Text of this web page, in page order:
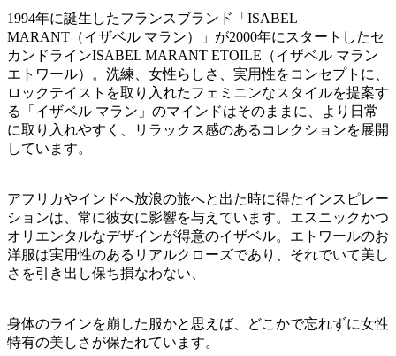
1994年に誕生したフランスブランド「ISABEL
MARANT（イザベル マラン）」が2000年にスタートしたセ
カンドラインISABEL MARANT ETOILE（イザベル マラン
エトワール）。洗練、女性らしさ、実用性をコンセプトに、
ロックテイストを取り入れたフェミニンなスタイルを提案す
る「イザベル マラン」のマインドはそのままに、より日常
に取り入れやすく、リラックス感のあるコレクションを展開
しています。
アフリカやインドへ放浪の旅へと出た時に得たインスピレー
ションは、常に彼女に影響を与えています。エスニックかつ
オリエンタルなデザインが得意のイザベル。エトワールのお
洋服は実用性のあるリアルクローズであり、それでいて美し
さを引き出し保ち損なわない、
身体のラインを崩した服かと思えば、どこかで忘れずに女性
特有の美しさが保たれています。